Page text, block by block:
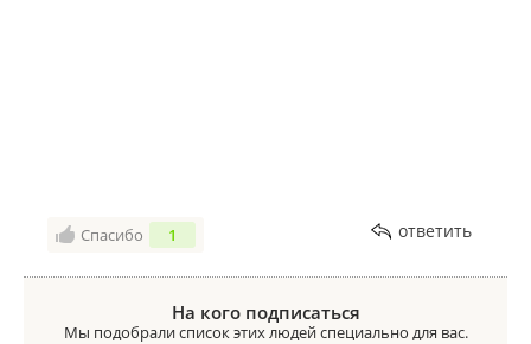
Спасибо 1 ответить
На кого подписаться
Мы подобрали список этих людей специально для вас.